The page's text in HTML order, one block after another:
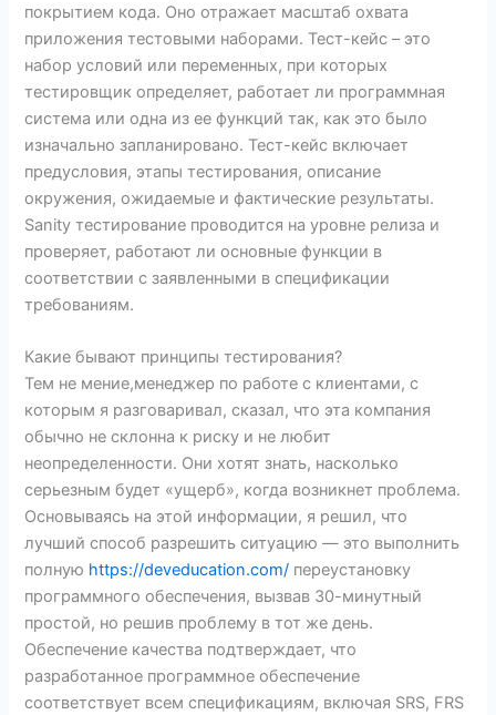
покрытием кода. Оно отражает масштаб охвата
приложения тестовыми наборами. Тест-кейс – это
набор условий или переменных, при которых
тестировщик определяет, работает ли программная
система или одна из ее функций так, как это было
изначально запланировано. Тест-кейс включает
предусловия, этапы тестирования, описание
окружения, ожидаемые и фактические результаты.
Sanity тестирование проводится на уровне релиза и
проверяет, работают ли основные функции в
соответствии с заявленными в спецификации
требованиям.
Какие бывают принципы тестирования?
Тем не мение,менеджер по работе с клиентами, с
которым я разговаривал, сказал, что эта компания
обычно не склонна к риску и не любит
неопределенности. Они хотят знать, насколько
серьезным будет «ущерб», когда возникнет проблема.
Основываясь на этой информации, я решил, что
лучший способ разрешить ситуацию — это выполнить
полную https://deveducation.com/ переустановку
программного обеспечения, вызвав 30-минутный
простой, но решив проблему в тот же день.
Обеспечение качества подтверждает, что
разработанное программное обеспечение
соответствует всем спецификациям, включая SRS, FRS